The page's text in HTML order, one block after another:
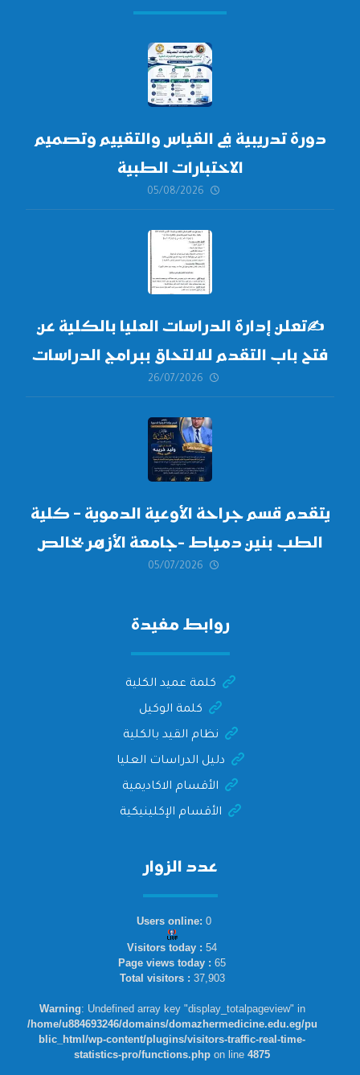
دورة تدريبية في القياس والتقييم وتصميم
الاختبارات الطبية
05/08/2026
✍تعلن إدارة الدراسات العليا بالكلية عن
فتح باب التقدم للالتحاق ببرامج الدراسات
العليا لدورة
أكتوبر 2026،
26/07/2026
يتقدم قسم جراحة الأوعية الدموية – كلية
الطب بنين دمياط -جامعة الأزهر بخالص
التهنئة وأصدق الأمنيات إلى الأستاذ
05/07/2026
روابط مفيدة
كلمة عميد الكلية
كلمة الوكيل
نظام القيد بالكلية
دليل الدراسات العليا
الأقسام الاكاديمية
الأقسام الإكلينيكية
عدد الزوار
Users online: 0
Visitors today : 54
Page views today : 65
Total visitors : 37,903
Warning: Undefined array key "display_totalpageview" in
/home/u884693246/domains/domazhermedicine.edu.eg/pu
blic_html/wp-content/plugins/visitors-traffic-real-time-
statistics-pro/functions.php on line 4875